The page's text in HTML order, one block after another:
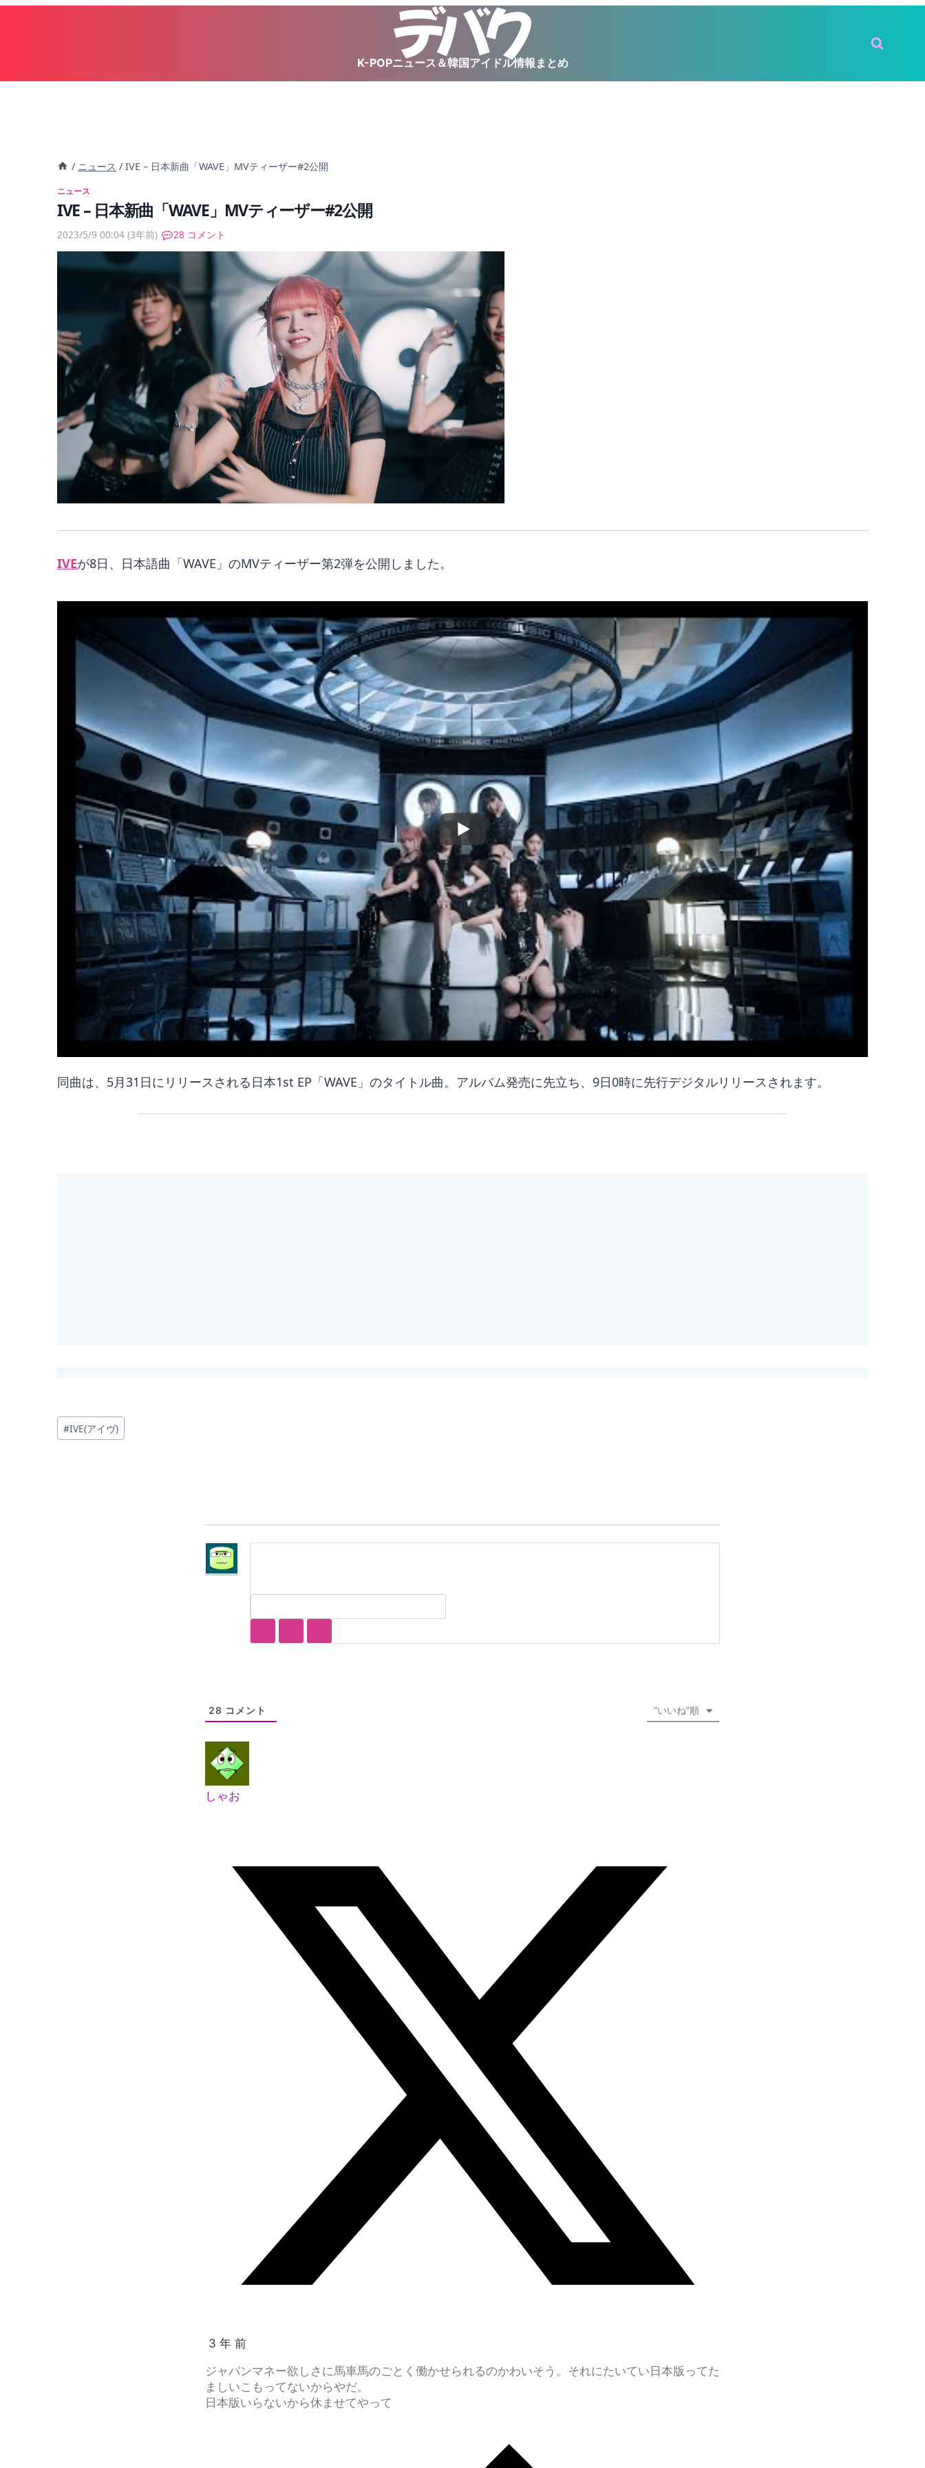
K-POPニュース＆韓国アイドル情報まとめ
/ ニュース / IVE – 日本新曲「WAVE」MVティーザー#2公開
ニュース
IVE – 日本新曲「WAVE」MVティーザー#2公開
2023/5/9 00:04 (3年前) 28 コメント
IVEが8日、日本語曲「WAVE」のMVティーザー第2弾を公開しました。
同曲は、5月31日にリリースされる日本1st EP「WAVE」のタイトル曲。アルバム発売に先立ち、9日0時に先行デジタルリリースされます。
投
稿
#IVE(アイヴ)
28 コメント "いいね"順
しゃお
3 年 前
ジャパンマネー欲しさに馬車馬のごとく働かせられるのかわいそう。それにたいてい日本版ってた
ましいこもってないからやだ。
日本版いらないから休ませてやって